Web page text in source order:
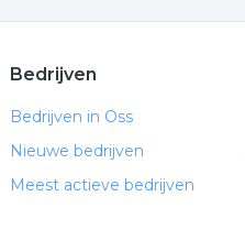
Bedrijven
Bedrijven in Oss
Nieuwe bedrijven
Meest actieve bedrijven